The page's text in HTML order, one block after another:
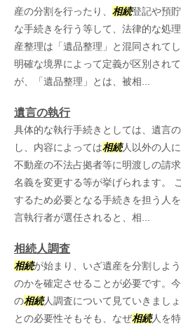
産の分割を行ったり、 相続登記や預
な手続きを行う等して、法律的な処
産整理は「遺品整理」と混同されて
明確な境界によって定義が区別され
が、「遺品整理」とは、被相...
遺言の執行
具体的な執行手続きとしては、遺言
し、内容によっては相続人以外の人
不動産の不法占拠者等に明渡しの請
名義を変更する等が挙げられます。
するため必要となる手続きを担う人
言執行者が選任されると、相...
相続人調査
相続が始まり、いざ遺産を分割しよ
のかを確定させることが必要です。
の相続人調査について見ていきましょ
との必要性そもそも、なぜ相続人を